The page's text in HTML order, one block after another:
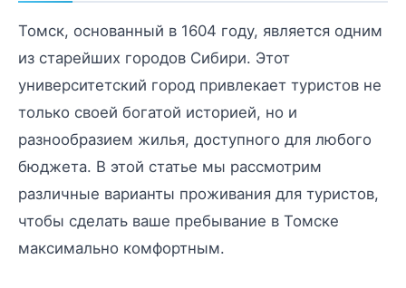
Томск, основанный в 1604 году, является одним
из старейших городов Сибири. Этот
университетский город привлекает туристов не
только своей богатой историей, но и
разнообразием жилья, доступного для любого
бюджета. В этой статье мы рассмотрим
различные варианты проживания для туристов,
чтобы сделать ваше пребывание в Томске
максимально комфортным.